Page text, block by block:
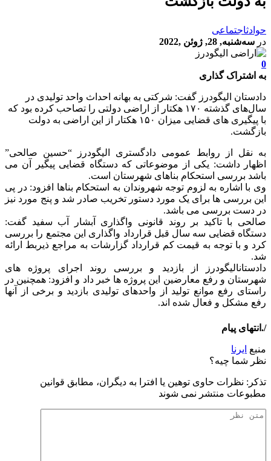
حوادثاجتماعی
در سه‌شنبه, 28, ژوئن ,2022
0
به اشتراک گذاری
دادستان الیگودرز گفت: شرکتی به بهانه احداث واحد تولیدی در
سال‌های گذشته ۱۷۰ هکتار از اراضی دولتی را تصاحب کرده بود که
با پیگیری های قضایی میزان ۱۵۰ هکتار از این اراضی به دولت
بازگشت.
به نقل از روابط عمومی دادگستری الیگودرز “حسین صالحی”
اظهار داشت: یکی از موضوعاتی که دستگاه قضایی پیگیر آن می
باشد بررسی استحکام بناهای شهرستان است.
وی با اشاره به لزوم توجه شهروندان به استحکام بناها افزود: در پی
این بررسی ها برای یک مورد دستور تخریب صادر شد و پنج مورد نیز
در دست بررسی می باشد.
صالحی با تاکید بر روند قانونی واگذاری آبشار آب سفید گفت:
دستگاه قضایی سه سال قبل قرارداد واگذاری این مجتمع را بررسی
کرد و با توجه به قیمت کم قرارداد گزارشات به مراجع ذیربط ارائه
شد.
دادستانالیگودرز از بازدید و بررسی روند اجرای پروژه های
شهرستان و رفع معارضین این پروژه ها خبر داد و افزود: همچنین در
راستای رفع موانع تولید از واحدهای تولیدی بازدید و برخی از آنها
رفع مشکل و فعال شده اند.
/.انتهای پیام
منبع ایرنا
نظر شما چیه؟
تذكر: نظرات حاوی توهين يا افترا به ديگران، مطابق قوانين
مطبوعات منتشر نمی شوند